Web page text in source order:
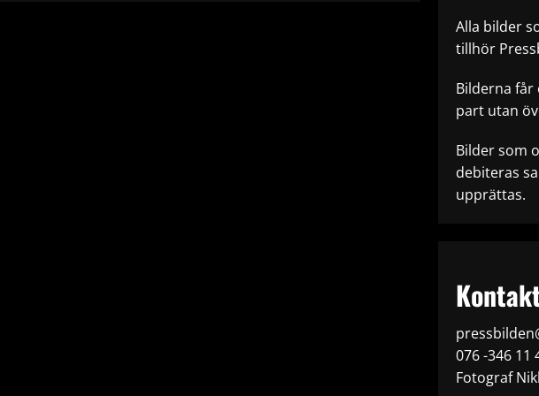
Alla bilder
tillhör
Bilderna får
part utan
Bilder som
debiteras
upprättas.
076 -346 11
Fotograf